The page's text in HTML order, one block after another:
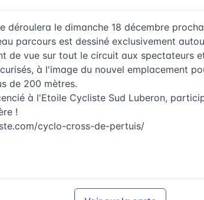
déroulera le dimanche 18 décembre
parcours est dessiné exclusivement
de vue sur tout le circuit aux spectateurs
à l'image du nouvel emplacement
de 200 mètres.
à l'Etoile Cycliste Sud Luberon,
!
cyclo-cross-de-pertuis/